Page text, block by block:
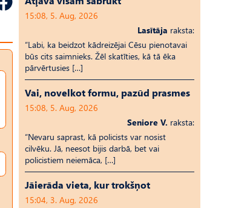
15:08, 5. Aug, 2026
Lasītāja raksta:
“Labi, ka beidzot kādreizējai Cēsu pienotavai
būs cits saimnieks. Žēl skatīties, kā tā ēka
pārvērtusies […]
Vai, novelkot formu, pazūd prasmes
15:08, 5. Aug, 2026
Seniore V. raksta:
“Nevaru saprast, kā policists var nosist
cilvēku. Jā, neesot bijis darbā, bet vai
policistiem neiemāca, […]
Jāierāda vieta, kur trokšņot
15:04, 3. Aug, 2026